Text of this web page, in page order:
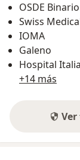
OSDE Binario
Swiss
IOMA
Galeno
Hospital
+14 más